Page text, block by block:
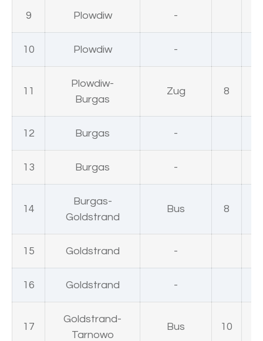
9 Plowdiw -
10 Plowdiw -
11
Plowdiw-
Burgas
Zug 8
12 Burgas -
13 Burgas -
14
Burgas-
Goldstrand
Bus 8
15 Goldstrand -
16 Goldstrand -
17
Goldstrand-
Tarnowo
Bus 10